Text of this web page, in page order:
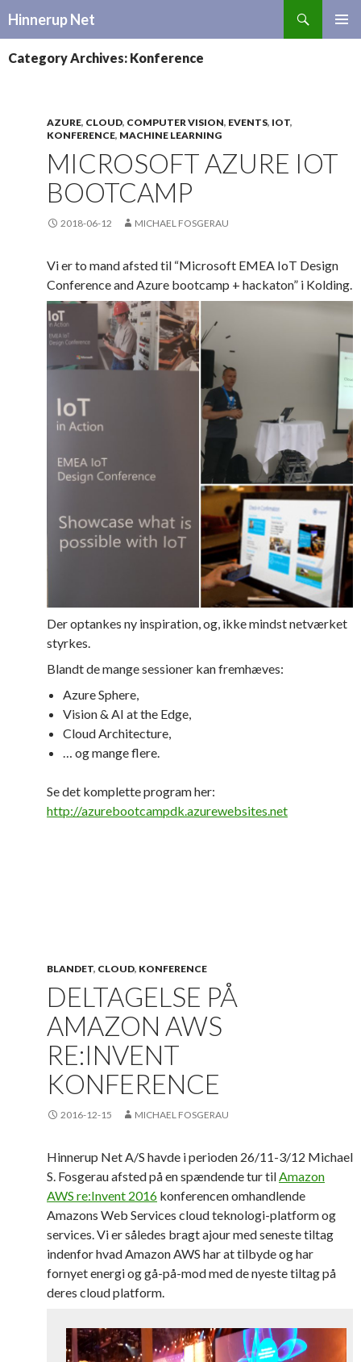
Hinnerup Net
CONTENT
Category Archives: Konference
AZURE, CLOUD, COMPUTER VISION, EVENTS, IOT,
KONFERENCE, MACHINE LEARNING
MICROSOFT AZURE IOT
BOOTCAMP
2018-06-12 MICHAEL FOSGERAU
Vi er to mand afsted til “Microsoft EMEA IoT Design
Conference and Azure bootcamp + hackaton” i Kolding.
Der optankes ny inspiration, og, ikke mindst netværket
styrkes.
Blandt de mange sessioner kan fremhæves:
Azure Sphere,
Vision & AI at the Edge,
Cloud Architecture,
… og mange flere.
Se det komplette program her:
http://azurebootcampdk.azurewebsites.net
BLANDET, CLOUD, KONFERENCE
DELTAGELSE PÅ
AMAZON AWS
RE:INVENT
KONFERENCE
2016-12-15 MICHAEL FOSGERAU
Hinnerup Net A/S havde i perioden 26/11-3/12 Michael
S. Fosgerau afsted på en spændende tur tilAmazon
AWS re:Invent 2016 konferencen omhandlende
Amazons Web Services cloud teknologi-platform og
services. Vi er således bragt ajour med seneste tiltag
indenfor hvad Amazon AWS har at tilbyde og har
fornyet energi og gå-på-mod med de nyeste tiltag på
deres cloud platform.